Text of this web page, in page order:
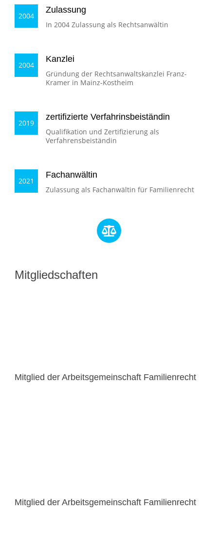
2004
Zulassung
In 2004 Zulassung als Rechtsanwältin
2004
Kanzlei
Gründung der Rechtsanwaltskanzlei Franz-
Kramer in Mainz-Kostheim
2019
zertifizierte Verfahrinsbeiständin
Qualifikation und Zertifizierung als
Verfahrensbeiständin
2021
Fachanwältin
Zulassung als Fachanwältin für Familienrecht
Mitgliedschaften
Mitglied der Arbeitsgemeinschaft Familienrecht
Mitglied der Arbeitsgemeinschaft Familienrecht